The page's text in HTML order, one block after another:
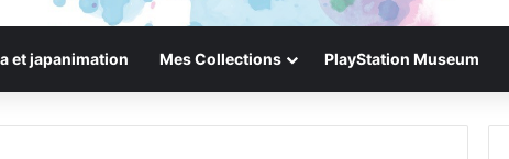
et japanimation Mes Collections PlayStation Museum